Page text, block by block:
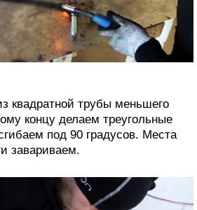
квадратной трубы меньшего
концу делаем треугольные
под 90 градусов. Места
завариваем.